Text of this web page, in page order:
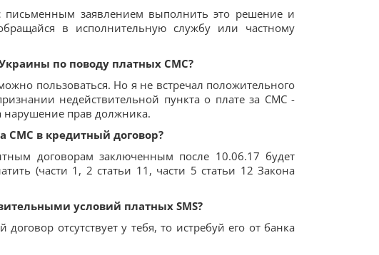
заявлением выполнить это решение и
в исполнительную службу или частному
по поводу платных СМС?
пользоваться. Но я не встречал положительного
недействительной пункта о плате за СМС -
нарушение прав должника.
СМС в кредитный договор?
договорам заключенным после 10.06.17 будет
(части 1, 2 статьи 11, части 5 статьи 12 Закона
условий платных SMS?
отсутствует у тебя, то истребуй его от банка